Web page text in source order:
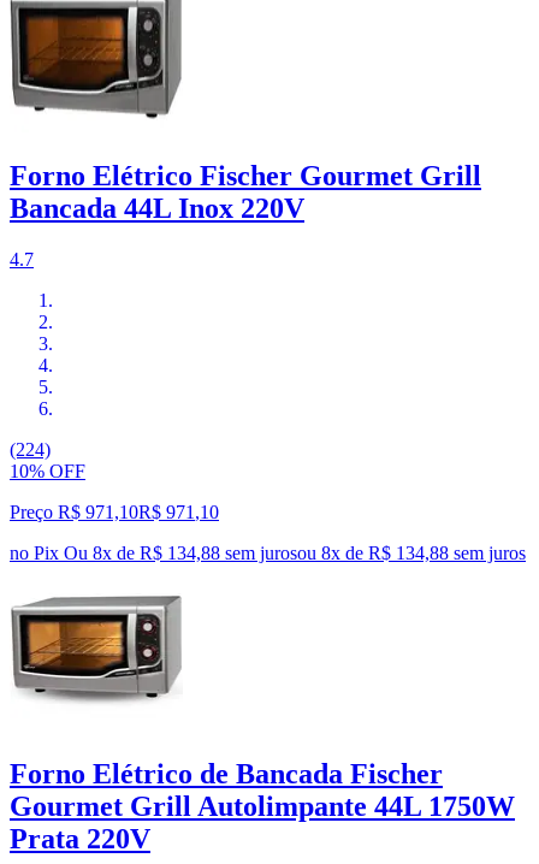
Forno Elétrico Fischer Gourmet Grill
Bancada 44L Inox 220V
4.7
(224)
10% OFF
Preço R$ 971,10R$ 971 ,10
no Pix Ou 8x de R$ 134,88 sem jurosou 8x de R$ 134,88 sem juros
Forno Elétrico de Bancada Fischer
Gourmet Grill Autolimpante 44L 1750W
Prata 220V